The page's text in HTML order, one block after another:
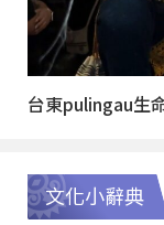
台東pulingau生
文化小辭典